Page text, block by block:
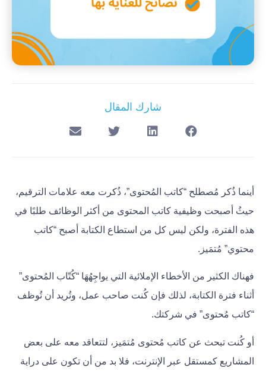
شارك المقال
أينما ذُكر مُصطلح “كاتب المُحتوى”، ذُكرت معه علامات الترقيم،
حيثُ أصبحت وظيفية كاتب المحتوى من أكثر الوظائف طلبًا في
هذه الفترة، ولكن ليس كل من استطاع الكتابة أصبح “كاتب
محتوي” مُتمَيز.
فهناك الكثير من الأخطاء الإملائية التي يواجِهُهَا “كُتّاب المُحتوى”
أثناء فترة الكتابة، لذلك فإن كُنت صاحب عمل، وتُريد أن تُوظف
“كاتب مُحتوى” في شركتك.
أو كُنت تبحث عن كاتب مُحتوى مُتمَيز، لتتعاقد معه على بعض
المشاريع كمستقل عبر الإنترنت، فلا بد من أن تكون على دراية